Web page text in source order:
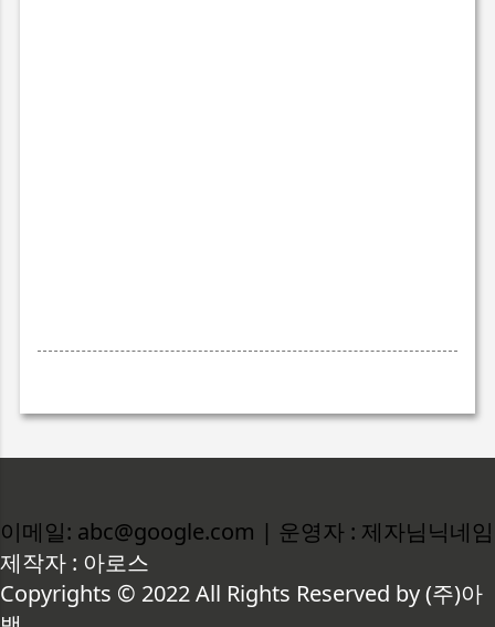
이메일: abc@google.com | 운영자 : 제자님닉네임
제작자 : 아로스
Copyrights © 2022 All Rights Reserved by (주)아